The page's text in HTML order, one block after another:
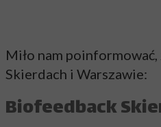
Miło nam
Skierdach i Warszawie:
Biofeedback